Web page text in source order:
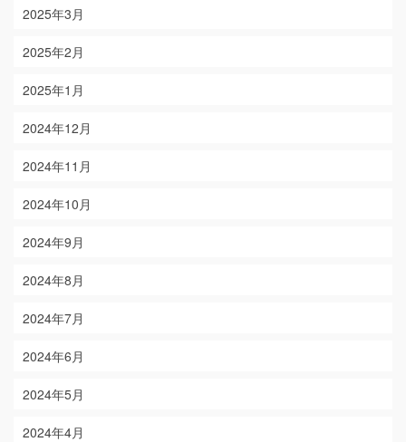
2025年3月
2025年2月
2025年1月
2024年12月
2024年11月
2024年10月
2024年9月
2024年8月
2024年7月
2024年6月
2024年5月
2024年4月